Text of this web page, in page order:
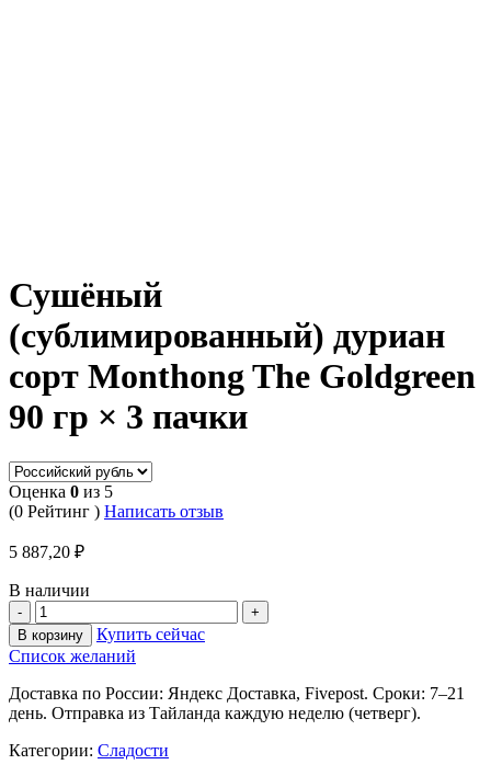
Сушёный
(сублимированный) дуриан
сорт Monthong The Goldgreen
90 гр × 3 пачки
Оценка 0 из 5
(0 Рейтинг ) Написать отзыв
5 887,20 ₽
В наличии
В корзину
Купить сейчас
Список желаний
Доставка по России: Яндекс Доставка, Fivepost. Сроки: 7–21
день. Отправка из Тайланда каждую неделю (четверг).
Категории: Сладости